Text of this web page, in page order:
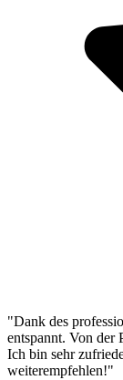
"Dank des
entspannt. Von der
Ich bin sehr
weiterempfehlen!"